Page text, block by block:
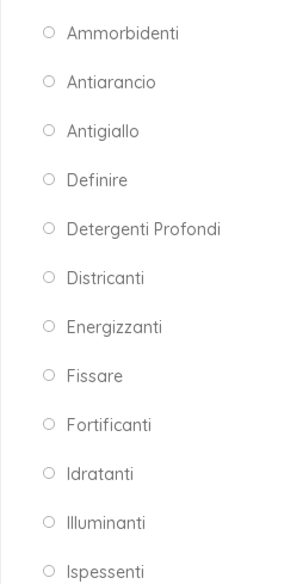
Ammorbidenti
Antiarancio
Antigiallo
Definire
Detergenti Profondi
Districanti
Energizzanti
Fissare
Fortificanti
Idratanti
Illuminanti
Ispessenti